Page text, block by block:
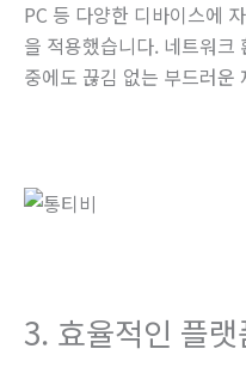
PC 등 다양한 디바이스에
을 적용했습니다. 네트워크
중에도 끊김 없는 부드러운
3. 효율적인 플